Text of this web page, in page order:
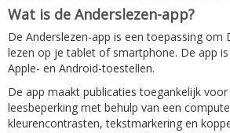
Wat is de Anderslezen-app?
De Anderslezen-app is een toepassing om
lezen op je tablet of smartphone. De app
Apple- en Android-toestellen.
De app maakt publicaties toegankelijk
leesbeperking met behulp van een
kleurencontrasten, tekstmarkering en